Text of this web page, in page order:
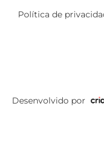
Política de
Desenvolvido por